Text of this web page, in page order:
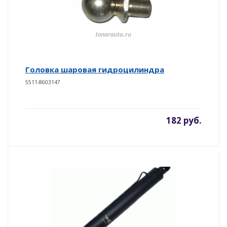
Головка шаровая гидроцилиндра
5511-8603147
182 руб.